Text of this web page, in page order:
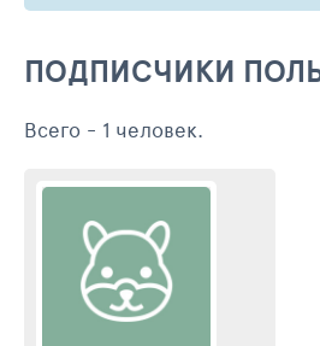
ПОДПИСЧИКИ
Всего - 1 человек.